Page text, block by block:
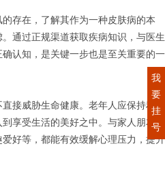
在，了解其作为一种皮肤病的本
通过正规渠道获取疾病知识，与医生
认知，是关键一步也是至关重要的一
威胁生命健康。老年人应保持积极
享受生活的美好之中。与家人朋友的
好等，都能有效缓解心理压力，提升
我
要
挂
号